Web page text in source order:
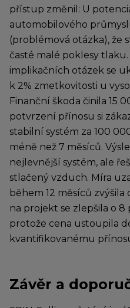
přístup změnil: U
automobilového
(problémová otázka), že
časté malé poklesy
implikačních otázek se
k 2% zmetkovitosti u
Finanční škoda činila 15
potvrzení přínosu si
stabilní systém za 100
méně než 7 měsíců.
nejlevnější systém, ale
stlačený vzduch. Míra
během 12 měsíců
na projekt se zlepšila o
protože cena ustoupila
kvantifikovanému
Závěr a